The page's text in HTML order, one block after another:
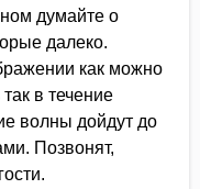
думайте о
далеко.
как можно
в течение
волны дойдут до
Позвонят,